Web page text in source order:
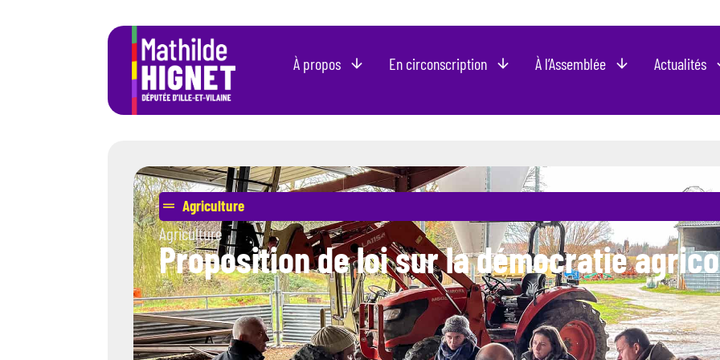
À propos En circonscription À l’Assemblée Actualités
Agriculture
Agriculture
Proposition de loi sur la démocratie